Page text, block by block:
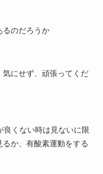
るのだろうか
にせず、頑張ってくだ
良くない時は見ないに限
か、有酸素運動をする